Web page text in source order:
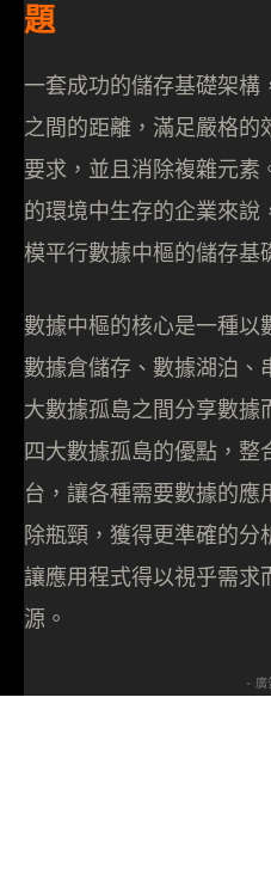
題
一套成功的儲存基礎架構
之間的距離，滿足嚴格的
要求，並且消除複雜元素
的環境中生存的企業來
模平行數據中樞的儲存基
數據中樞的核心是一種以
數據倉儲存、數據湖泊、
大數據孤島之間分享數
四大數據孤島的優點，整
台，讓各種需要數據的
除瓶頸，獲得更準確的分
讓應用程式得以視乎需求
源。
- 廣